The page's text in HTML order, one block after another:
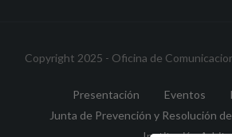
Copyright 2025 - Oficina de
Presentación Eventos
Junta de Prevención y Resolución